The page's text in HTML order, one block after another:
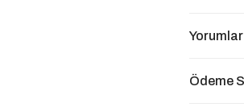
Yorumlar
Ödeme